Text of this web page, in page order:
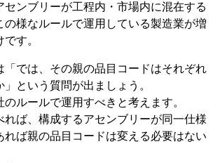
センブリーが工程内・市場内に混在する
の様なルールで運用している製造業が増
す。
「では、その親の品目コードはそれぞれ
という質問が出ましょう。
ルールで運用すべきと考えます。
れば、構成するアセンブリーが同一仕様
れば親の品目コードは変える必要はない